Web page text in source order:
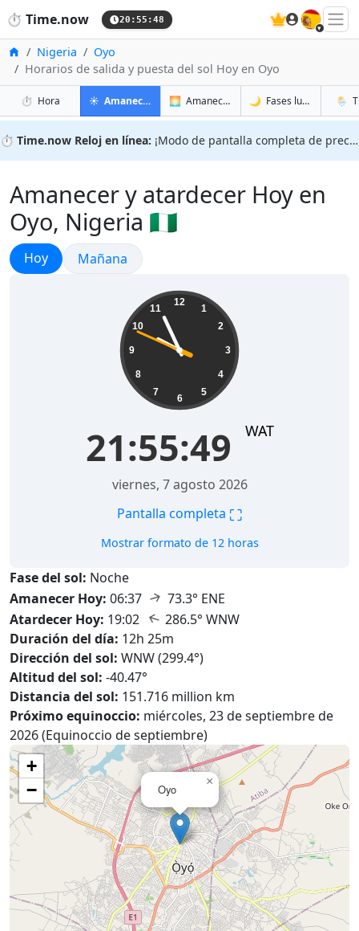
⏱️ Time.now 20:55:49 🇪🇸
InicioNigeria
Oyo
Horarios de salida y puesta del sol Hoy en Oyo
⏱️ Horaen Oyo☀️ Amanecer y atardecer en Oyo
🌅 Amanecer y atardecer mañana en Oyo
🌙 Fases lunares en Oyo
🌦️
⏱️ Time.now Reloj en línea: ¡Modo de pantalla completa de precisión!
Amanecer y atardecer Hoy en
Oyo, Nigeria 🇳🇬
Amanecer y atardecer
Hoy Amanecer y atardecer
Mañana
12
1
2
3
4
5
6
7
8
9
10
11
21:55:50 WAT
viernes, 7 agosto 2026
Pantalla completa ⛶
Mostrar formato de 12 horas
Fase del sol: Noche
Amanecer Hoy: 06:37 ↑ 73.3° ENE
Atardecer Hoy: 19:02 ↑ 286.5° WNW
Duración del día: 12h 25m
Dirección del sol: WNW (299.4°)
Altitud del sol: -40.47°
Distancia del sol: 151.716 million km
Próximo equinoccio: miércoles, 23 de septiembre de
2026 (Equinoccio de septiembre)
Oyo
×
+
−